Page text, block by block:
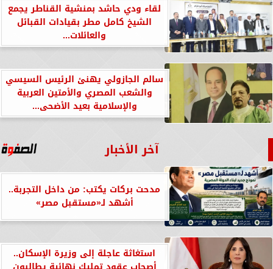
لقاء ودي حاشد بمنشية القناطر يجمع
الشيخ كامل مطر بقيادات القبائل
والعائلات...
سالم الجازولي يهنئ الرئيس السيسي
والشعب المصري والأمتين العربية
والإسلامية بعيد الأضحى...
آخر الأخبار
مدحت بركات يكتب: من داخل التجربة..
أشهد لـ«مستقبل مصر»
استغاثة عاجلة إلى وزيرة الإسكان..